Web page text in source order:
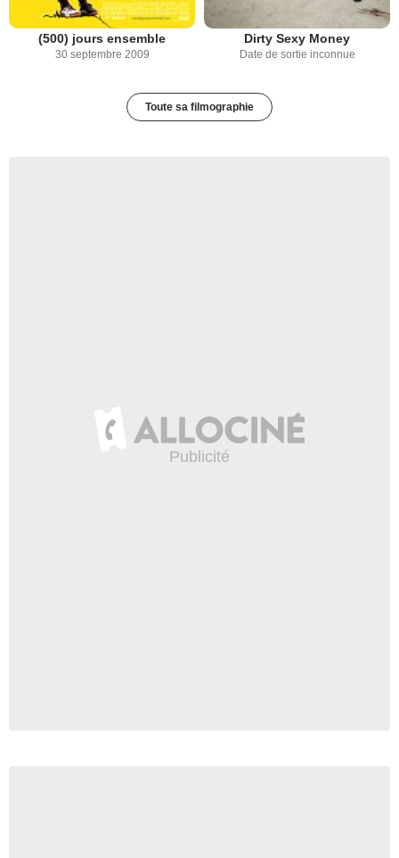
(500) jours ensemble
30 septembre 2009
Dirty Sexy Money
Date de sortie inconnue
Toute sa filmographie